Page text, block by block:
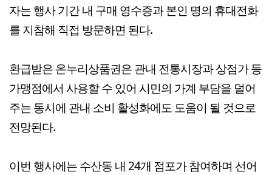
자는 행사 기간 내 구매 영수증과 본인 명의 휴대전화
를 지참해 직접 방문하면 된다.
환급받은 온누리상품권은 관내 전통시장과 상점가 등
가맹점에서 사용할 수 있어 시민의 가계 부담을 덜어
주는 동시에 관내 소비 활성화에도 도움이 될 것으로
전망된다.
이번 행사에는 수산동 내 24개 점포가 참여하며 선어